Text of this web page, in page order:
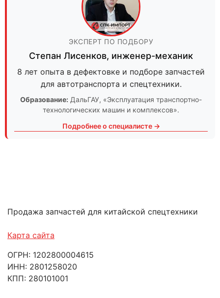
ЭКСПЕРТ ПО ПОДБОРУ
Степан Лисенков, инженер-механик
8 лет опыта в дефектовке и подборе запчастей
для автотранспорта и спецтехники.
Образование: ДальГАУ, «Эксплуатация транспортно-
технологических машин и комплексов».
Подробнее о специалисте →
Продажа запчастей для китайской спецтехники
Карта сайта
ОГРН: 1202800004615
ИНН: 2801258020
КПП: 280101001